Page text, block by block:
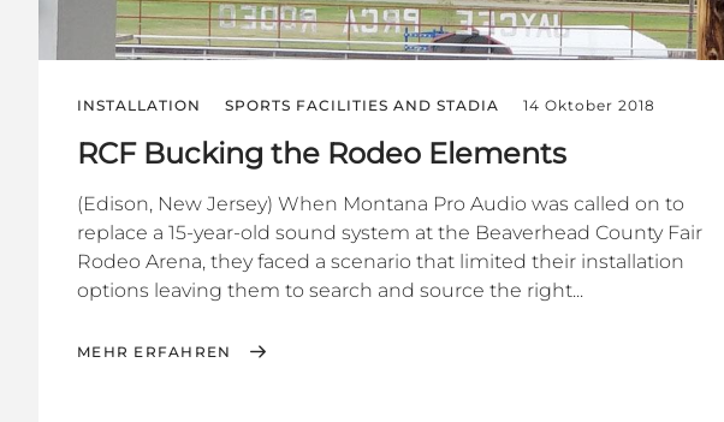
INSTALLATION SPORTS FACILITIES AND STADIA 14 Oktober 2018
RCF Bucking the Rodeo Elements
(Edison, New Jersey) When Montana Pro Audio was called on to
replace a 15-year-old sound system at the Beaverhead County Fair
Rodeo Arena, they faced a scenario that limited their installation
options leaving them to search and source the right...
MEHR ERFAHREN